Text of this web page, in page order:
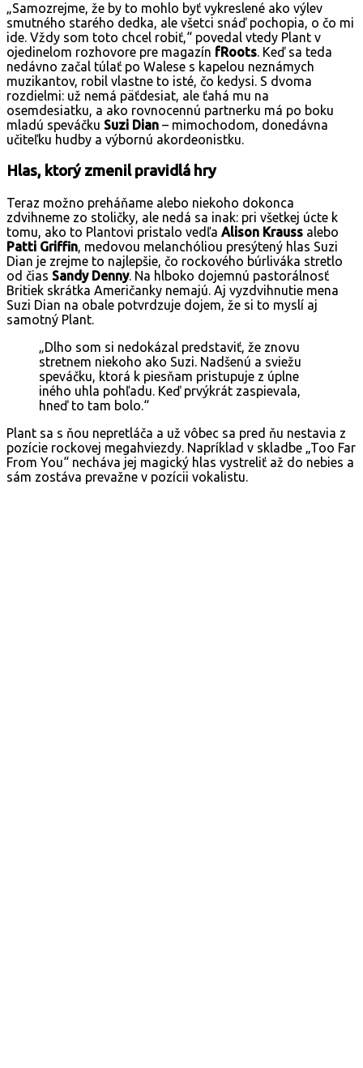
„Samozrejme, že by to mohlo byť vykreslené ako výlev
smutného starého dedka, ale všetci snáď pochopia, o čo mi
ide. Vždy som toto chcel robiť,“ povedal vtedy Plant v
ojedinelom rozhovore pre magazín fRoots. Keď sa teda
nedávno začal túlať po Walese s kapelou neznámych
muzikantov, robil vlastne to isté, čo kedysi. S dvoma
rozdielmi: už nemá päťdesiat, ale ťahá mu na
osemdesiatku, a ako rovnocennú partnerku má po boku
mladú speváčku Suzi Dian – mimochodom, donedávna
učiteľku hudby a výbornú akordeonistku.
Hlas, ktorý zmenil pravidlá hry
Teraz možno preháňame alebo niekoho dokonca
zdvihneme zo stoličky, ale nedá sa inak: pri všetkej úcte k
tomu, ako to Plantovi pristalo vedľa Alison Krauss alebo
Patti Griffin, medovou melanchóliou presýtený hlas Suzi
Dian je zrejme to najlepšie, čo rockového búrliváka stretlo
od čias Sandy Denny. Na hlboko dojemnú pastorálnosť
Britiek skrátka Američanky nemajú. Aj vyzdvihnutie mena
Suzi Dian na obale potvrdzuje dojem, že si to myslí aj
samotný Plant.
„Dlho som si nedokázal predstaviť, že znovu
stretnem niekoho ako Suzi. Nadšenú a sviežu
speváčku, ktorá k piesňam pristupuje z úplne
iného uhla pohľadu. Keď prvýkrát zaspievala,
hneď to tam bolo.“
Plant sa s ňou nepretláča a už vôbec sa pred ňu nestavia z
pozície rockovej megahviezdy. Napríklad v skladbe „Too Far
From You“ necháva jej magický hlas vystreliť až do nebies a
sám zostáva prevažne v pozícii vokalistu.